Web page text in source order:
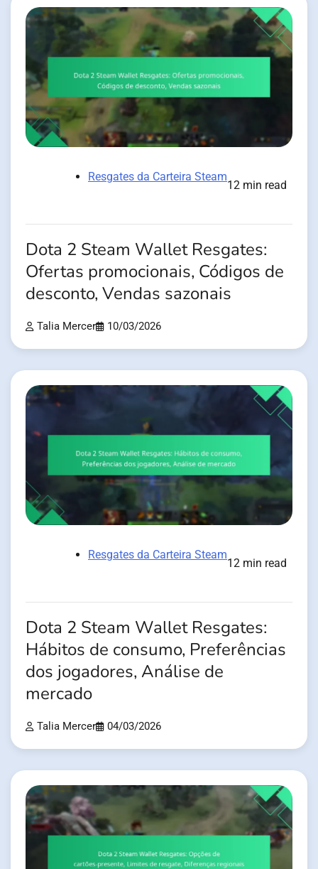
Resgates da Carteira Steam
12 min read
Dota 2 Steam Wallet Resgates:
Ofertas promocionais, Códigos de
desconto, Vendas sazonais
Talia Mercer 10/03/2026
Resgates da Carteira Steam
12 min read
Dota 2 Steam Wallet Resgates:
Hábitos de consumo, Preferências
dos jogadores, Análise de
mercado
Talia Mercer 04/03/2026